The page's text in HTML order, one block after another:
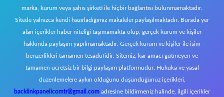
marka, kurum veya şahıs şirketi ile hiçbir bağlantısı bulunmamaktadır.
Sitede yalnızca kendi hazırladığımız makaleler paylaşılmaktadır. Burada yer
alan içerikler haber niteliği taşımamakta olup, gerçek kurum ve kişiler
hakkında paylaşım yapılmamaktadır. Gerçek kurum ve kişiler ile isim
benzerlikleri tamamen tesadüfidir. Sitemiz, kar amacı gütmeyen ve
tamamen ücretsiz bir bilgi paylaşım platformudur. Hukuka ve yasal
düzenlemelere aykırı olduğunu düşündüğünüz içerikleri,
backlinkpanelicomtr@gmail.com adresine bildirmeniz halinde, ilgili içerikler